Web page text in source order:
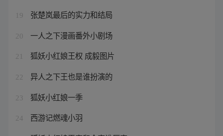
19 张楚岚最后的实力和结局
20 一人之下漫画番外小剧场
21 狐妖小红娘王权 成毅图片
22 异人之下王也是谁扮演的
23 狐妖小红娘一季
24 西游记燃魂小羽